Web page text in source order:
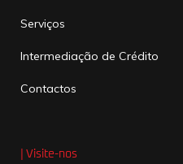
Serviços
Intermediação de Crédito
Contactos
| Visite-nos